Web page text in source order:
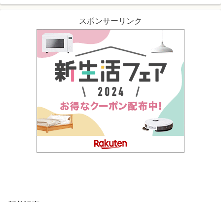
スポンサーリンク